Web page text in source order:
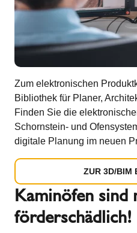
Zum elektronischen
Bibliothek für Planer,
Finden Sie die
Schornstein- und
digitale Planung im neuen
ZUR 3D/BIM
Kaminöfen
förderschädlich!